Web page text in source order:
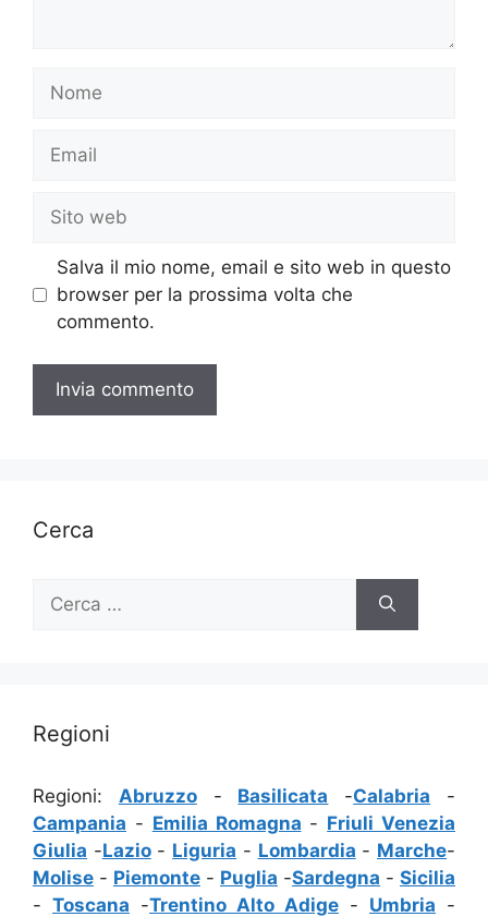
Nome
Email
Sito
web
Salva il mio nome, email e sito web in questo
browser per la prossima volta che
commento.
Cerca
per:
Regioni
Regioni: Abruzzo- Basilicata -Calabria -
Campania - Emilia Romagna - Friuli Venezia
Giulia -Lazio- Liguria - Lombardia - Marche-
Molise - Piemonte - Puglia -Sardegna - Sicilia
- Toscana -Trentino Alto Adige - Umbria -